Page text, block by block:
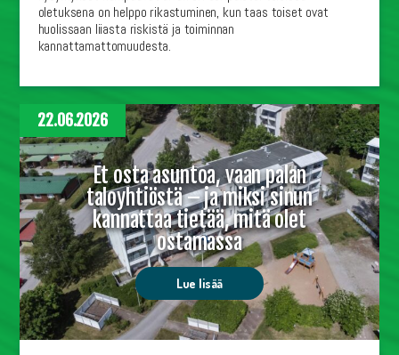
oletuksena on helppo rikastuminen, kun taas toiset ovat
huolissaan liiasta riskistä ja toiminnan
kannattamattomuudesta.
Et osta asuntoa, vaan palan
taloyhtiöstä – ja miksi sinun
kannattaa tietää, mitä olet
ostamassa
Lue lisää
22.06.2026